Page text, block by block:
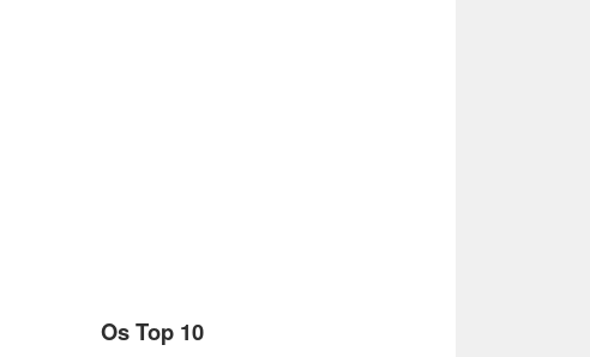
Os Top 10